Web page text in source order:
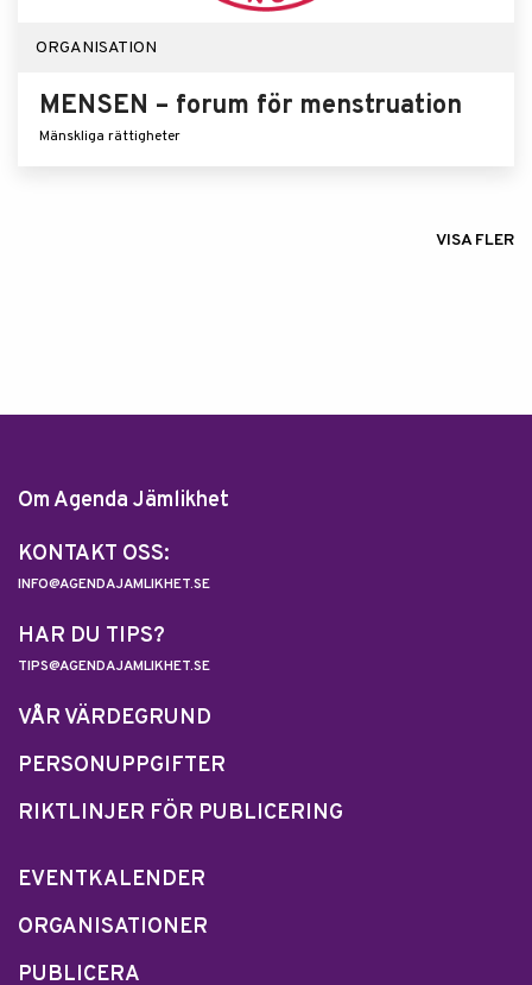
ORGANISATION
MENSEN – forum för menstruation
Mänskliga rättigheter
VISA FLER
Om Agenda Jämlikhet
KONTAKT OSS:
INFO@AGENDAJAMLIKHET.SE
HAR DU TIPS?
TIPS@AGENDAJAMLIKHET.SE
VÅR VÄRDEGRUND
PERSONUPPGIFTER
RIKTLINJER FÖR PUBLICERING
EVENTKALENDER
ORGANISATIONER
PUBLICERA